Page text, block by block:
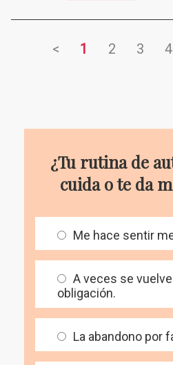
< 1 2 3 4
¿Tu rutina de
cuida o te da
Me hace sentir
A veces se
obligación.
La abandono por